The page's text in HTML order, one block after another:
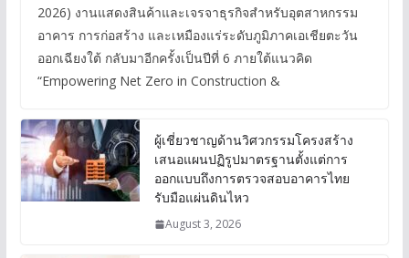
2026) งานแสดงสินค้าและเจรจาธุรกิจสำหรับอุตสาหกรรม
อาคาร การก่อสร้าง และเหมืองแร่ระดับภูมิภาคเอเชียตะวัน
ออกเฉียงใต้ กลับมาอีกครั้งเป็นปีที่ 6 ภายใต้แนวคิด
“Empowering Net Zero in Construction &
ผู้เชี่ยวชาญด้านวิศวกรรมโครงสร้าง
เสนอแผนปฏิรูปมาตรฐานตั้งแต่การ
ออกแบบถึงการตรวจสอบอาคารไทย
รับมือแผ่นดินไหว
August 3, 2026